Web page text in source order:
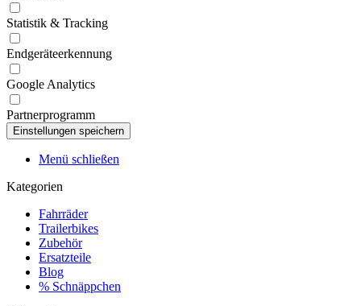
Statistik & Tracking
Endgeräteerkennung
Google Analytics
Partnerprogramm
Menü schließen
Kategorien
Fahrräder
Trailerbikes
Zubehör
Ersatzteile
Blog
% Schnäppchen